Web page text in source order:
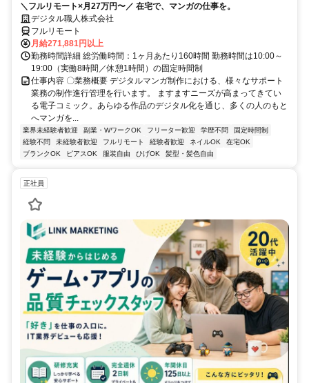
＼フルリモート×月27万円〜／ 在宅で、マンガの仕事を。
デジタル職人株式会社
フルリモート
月給271,881円以上
勤務時間詳細 総労働時間：1ヶ月あたり160時間 勤務時間は10:00～
19:00（実働8時間／休憩1時間）の固定時間制
仕事内容 〇業務概要 デジタルマンガ制作における、様々なサポート
業務の制作進行管理を行います。 ますますニーズが高まってきてい
る電子コミック。あらゆる作品のデジタル化を通じ、多くの人のもと
へマンガを...
業界未経験者歓迎 副業・WワークOK フリーター歓迎 学歴不問
固定時間制
経験不問
未経験者歓迎 フルリモート 経験者歓迎 ネイルOK
在宅OK
ブランクOK
ピアスOK 服装自由 ひげOK 髪型・髪色自由
正社員